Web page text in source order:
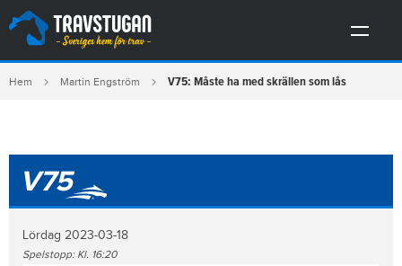
Hem Martin Engström V75: Måste ha med skrällen som lås
V75
Lördag 2023-03-18
Spelstopp: Kl. 16:20